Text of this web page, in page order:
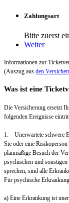
Zahlungsart
Bitte zuerst
Weiter
Informationen zur
(Auszug aus den
Was ist eine
Die Versicherung ersetzt
folgenden Ereignisse
1. Unerwartete schwere
Sie oder eine
planmäßige Besuch der
psychischen und
sprechen, sind alle
Für psychische
a) Eine Erkrankung ist